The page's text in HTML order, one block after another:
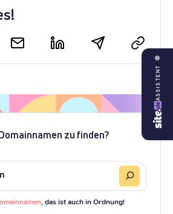
zu finden?
, das ist auch in Ordnung!
ASSISTENT